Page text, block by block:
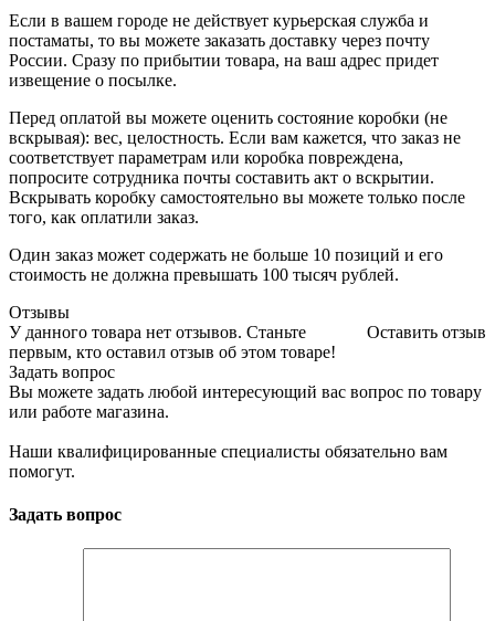
Если в вашем городе не действует курьерская служба и
постаматы, то вы можете заказать доставку через почту
России. Сразу по прибытии товара, на ваш адрес придет
извещение о посылке.
Перед оплатой вы можете оценить состояние коробки (не
вскрывая): вес, целостность. Если вам кажется, что заказ не
соответствует параметрам или коробка повреждена,
попросите сотрудника почты составить акт о вскрытии.
Вскрывать коробку самостоятельно вы можете только после
того, как оплатили заказ.
Один заказ может содержать не больше 10 позиций и его
стоимость не должна превышать 100 тысяч рублей.
Отзывы
Оставить отзыв
У данного товара нет отзывов. Станьте
первым, кто оставил отзыв об этом товаре!
Задать вопрос
Вы можете задать любой интересующий вас вопрос по товару
или работе магазина.
Наши квалифицированные специалисты обязательно вам
помогут.
Задать вопрос